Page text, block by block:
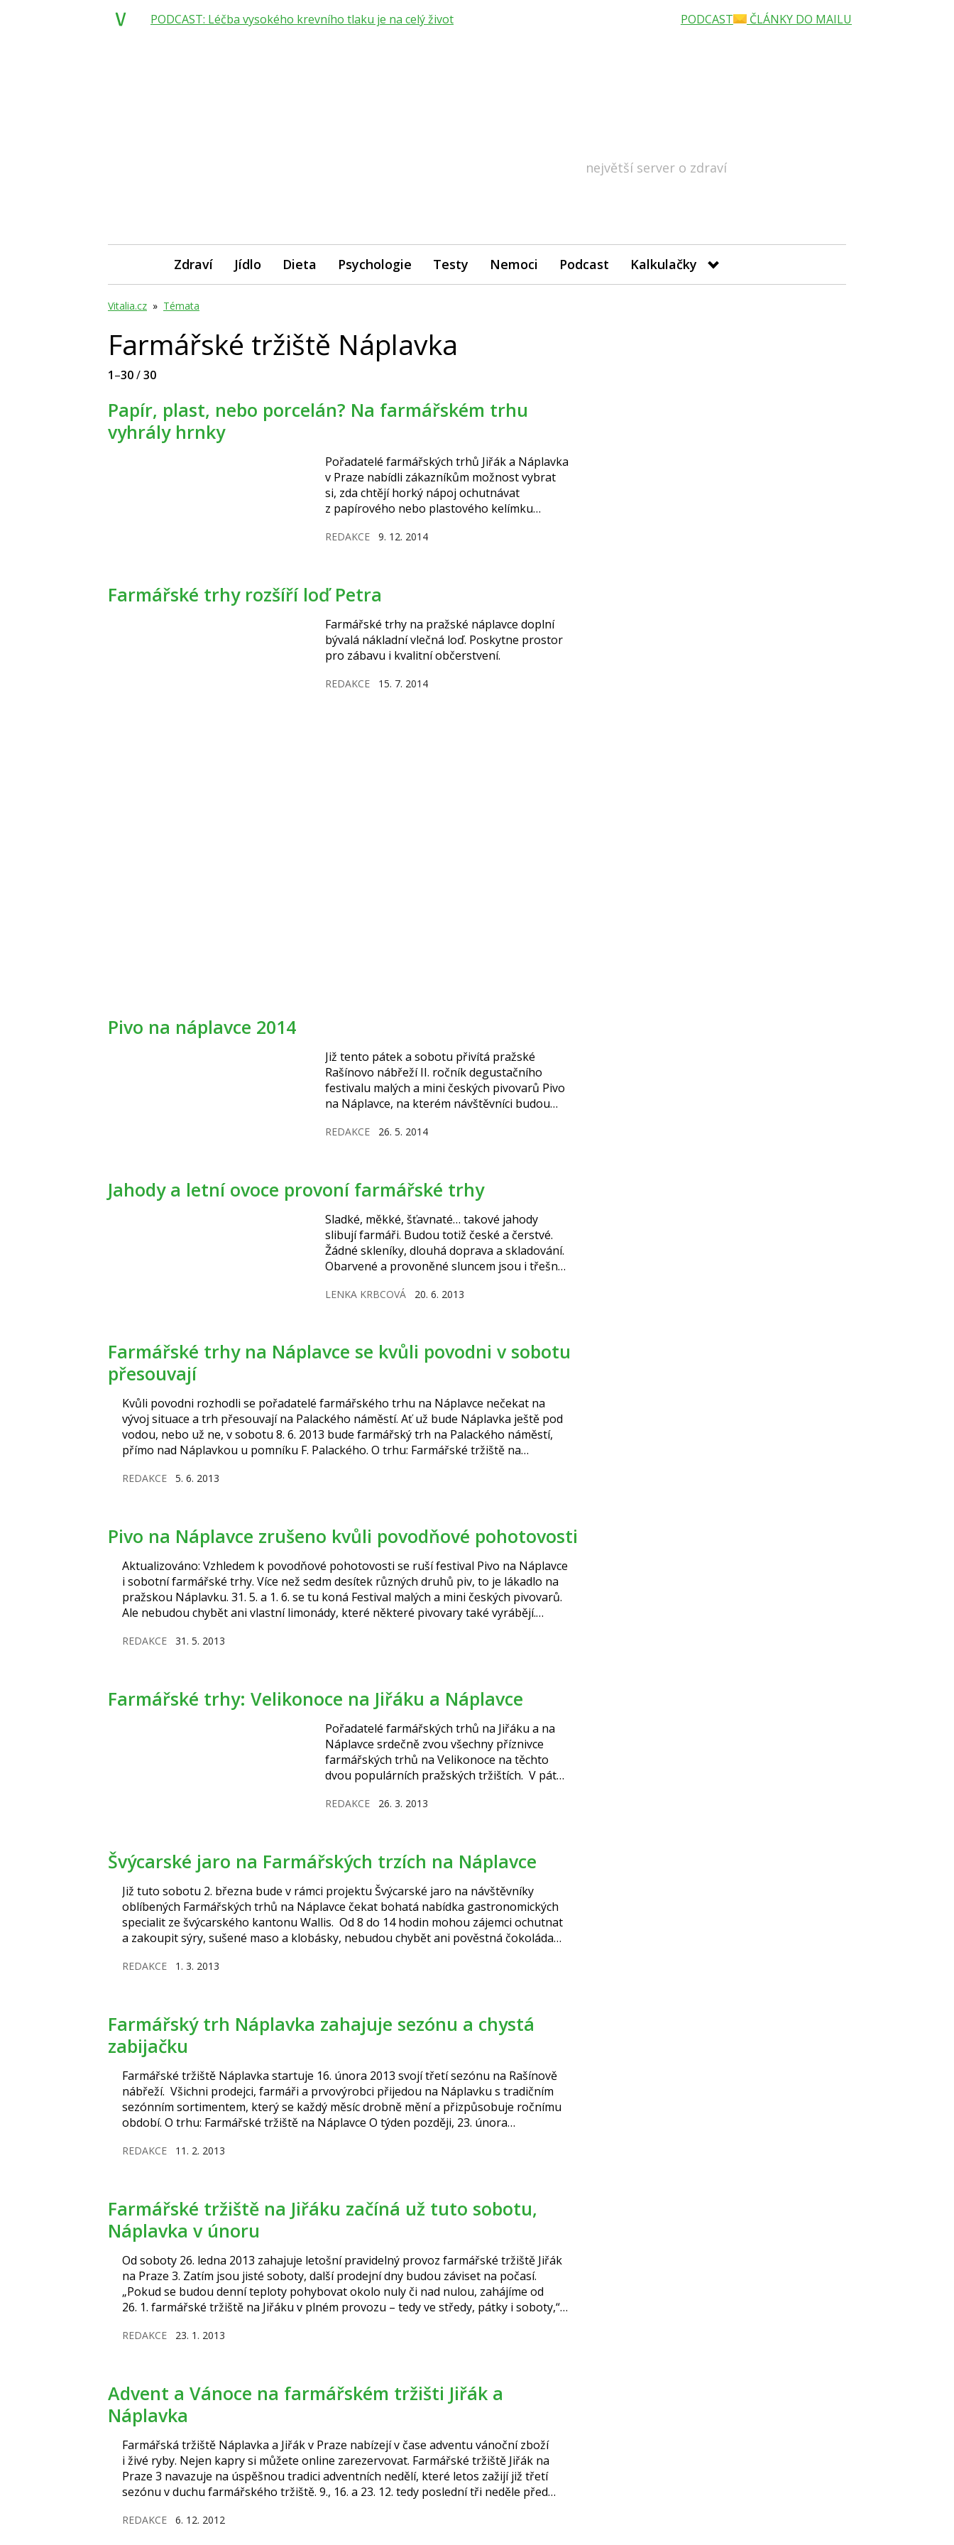
největší server o zdraví
Zdraví Jídlo Dieta Psychologie Testy Nemoci Podcast Kalkulačky
Vitalia.cz » Témata
Farmářské tržiště Náplavka
1–30/30
Papír, plast, nebo porcelán? Na farmářském trhu
vyhrály hrnky
Pořadatelé farmářských trhů Jiřák a Náplavka
v Praze nabídli zákazníkům možnost vybrat
si, zda chtějí horký nápoj ochutnávat
z papírového nebo plastového kelímku
REDAKCE 9. 12. 2014
Farmářské trhy rozšíří loď Petra
Farmářské trhy na pražské náplavce doplní
bývalá nákladní vlečná loď. Poskytne prostor
pro zábavu i kvalitní občerstvení.
REDAKCE 15. 7. 2014
Pivo na náplavce 2014
Již tento pátek a sobotu přivítá pražské
Rašínovo nábřeží II. ročník degustačního
festivalu malých a mini českých pivovarů Pivo
na Náplavce, na kterém návštěvníci budou
40 malých českých pivovarů a pivovárků.
REDAKCE 26. 5. 2014
Jahody a letní ovoce provoní farmářské trhy
Sladké, měkké, šťavnaté… takové jahody
slibují farmáři. Budou totiž české a čerstvé.
Žádné skleníky, dlouhá doprava a skladování.
Obarvené a provoněné sluncem jsou i třešně
LENKA KRBCOVÁ 20. 6. 2013
Farmářské trhy na Náplavce se kvůli povodni v sobotu
přesouvají
Kvůli povodni rozhodli se pořadatelé farmářského trhu na Náplavce nečekat na
vývoj situace a trh přesouvají na Palackého náměstí. Ať už bude Náplavka ještě pod
vodou, nebo už ne, v sobotu 8. 6. 2013 bude farmářský trh na Palackého náměstí,
přímo nad Náplavkou u pomníku F. Palackého. O trhu: Farmářské tržiště na
REDAKCE 5. 6. 2013
Pivo na Náplavce zrušeno kvůli povodňové pohotovosti
Aktualizováno: Vzhledem k povodňové pohotovosti se ruší festival Pivo na Náplavce
i sobotní farmářské trhy. Více než sedm desítek různých druhů piv, to je lákadlo na
pražskou Náplavku. 31. 5. a 1. 6. se tu koná Festival malých a mini českých pivovarů.
Ale nebudou chybět ani vlastní limonády, které některé pivovary také vyrábějí.
REDAKCE 31. 5. 2013
Farmářské trhy: Velikonoce na Jiřáku a Náplavce
Pořadatelé farmářských trhů na Jiřáku a na
Náplavce srdečně zvou všechny příznivce
farmářských trhů na Velikonoce na těchto
dvou populárních pražských tržištích. V pátek
Náplavce. Můžete se těšit na divadélko pro
rozličné velikonoční zvyky v našich
velikonočních dílnách.
REDAKCE 26. 3. 2013
Švýcarské jaro na Farmářských trzích na Náplavce
Již tuto sobotu 2. března bude v rámci projektu Švýcarské jaro na návštěvníky
oblíbených Farmářských trhů na Náplavce čekat bohatá nabídka gastronomických
specialit ze švýcarského kantonu Wallis. Od 8 do 14 hodin mohou zájemci ochutnat
a zakoupit sýry, sušené maso a klobásky, nebudou chybět ani pověstná čokoláda
REDAKCE 1. 3. 2013
Farmářský trh Náplavka zahajuje sezónu a chystá
zabijačku
Farmářské tržiště Náplavka startuje 16. února 2013 svojí třetí sezónu na Rašínově
nábřeží. Všichni prodejci, farmáři a prvovýrobci přijedou na Náplavku s tradičním
sezónním sortimentem, který se každý měsíc drobně mění a přizpůsobuje ročnímu
období. O trhu: Farmářské tržiště na Náplavce O týden později, 23. února
poslechnout živou muziku. Kromě zabijačkových výrobků můžete nakoupit pečivo,
REDAKCE 11. 2. 2013
Farmářské tržiště na Jiřáku začíná už tuto sobotu,
Náplavka v únoru
Od soboty 26. ledna 2013 zahajuje letošní pravidelný provoz farmářské tržiště Jiřák
na Praze 3. Zatím jsou jisté soboty, další prodejní dny budou záviset na počasí.
„Pokud se budou denní teploty pohybovat okolo nuly či nad nulou, zahájíme od
26. 1. farmářské tržiště na Jiřáku v plném provozu – tedy ve středy, pátky i soboty,“
5 °C), zrušíme trhy ve všední dny a ponecháme jen soboty.“ Pouze soboty
REDAKCE 23. 1. 2013
Advent a Vánoce na farmářském tržišti Jiřák a
Náplavka
Farmářská tržiště Náplavka a Jiřák v Praze nabízejí v čase adventu vánoční zboží
i živé ryby. Nejen kapry si můžete online zarezervovat. Farmářské tržiště Jiřák na
Praze 3 navazuje na úspěšnou tradici adventních nedělí, které letos zažijí již třetí
sezónu v duchu farmářského tržiště. 9., 16. a 23. 12. tedy poslední tři neděle před
tržišti. Rukodělné výrobky, šperky, ale také delikatesy a sladkosti vhodné jako dárek
REDAKCE 6. 12. 2012
PODCAST: Léčba vysokého krevního tlaku je na celý život PODCAST ČLÁNKY DO MAILU